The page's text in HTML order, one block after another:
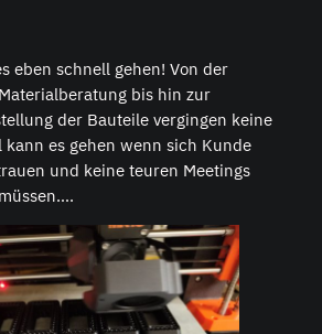
eben schnell gehen! Von der
bis hin zur
der Bauteile vergingen keine
kann es gehen wenn sich Kunde
und keine teuren Meetings